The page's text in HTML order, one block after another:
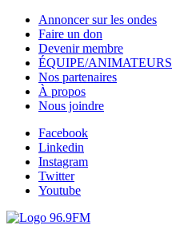
Annoncer sur les ondes
Faire un don
Devenir membre
ÉQUIPE/ANIMATEURS
Nos partenaires
À propos
Nous joindre
Facebook
Linkedin
Instagram
Twitter
Youtube